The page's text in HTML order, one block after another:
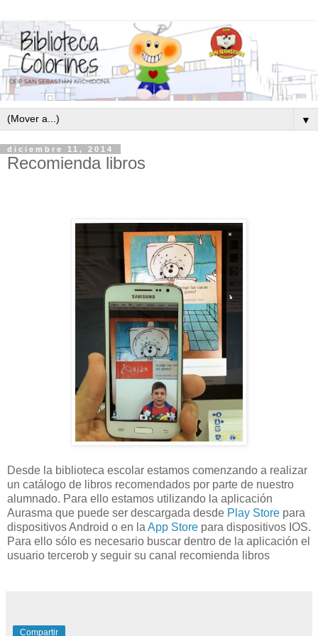
▼
diciembre 11, 2014
Recomienda libros
Desde la biblioteca escolar estamos comenzando a realizar
un catálogo de libros recomendados por parte de nuestro
alumnado. Para ello estamos utilizando la aplicación
Aurasma que puede ser descargada desde Play Store para
dispositivos Android o en la App Store para dispositivos IOS.
Para ello sólo es necesario buscar dentro de la aplicación el
usuario tercerob y seguir su canal recomienda libros
Compartir